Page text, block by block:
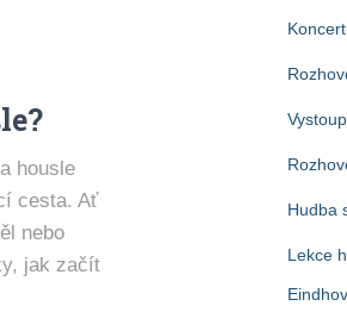
housle
cesta. Ať
nebo
jak začít
Hudba
Lekce